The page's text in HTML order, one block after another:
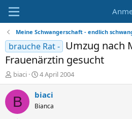
Meine Schwangerschaft - endlich
brauche Rat - Umzug nach
Frauenärztin gesucht
E
r
s
biaci
E
r
s
t
e
4 April 2004
B biaci
Bianca